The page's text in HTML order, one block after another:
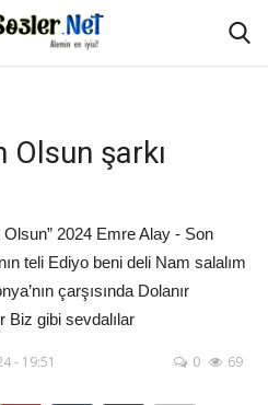
Olsun şarkı
2024 Emre Alay - Son
teli Ediyo beni deli Nam salalım
çarşısında Dolanır
Biz gibi sevdalılar
- 19:51 0 69